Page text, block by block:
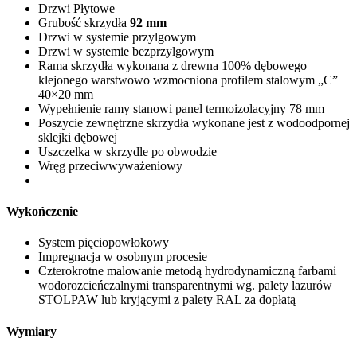
Drzwi Płytowe
Grubość skrzydła 92 mm
Drzwi w systemie przylgowym
Drzwi w systemie bezprzylgowym
Rama skrzydła wykonana z drewna 100% dębowego
klejonego warstwowo wzmocniona profilem stalowym „C”
40×20 mm
Wypełnienie ramy stanowi panel termoizolacyjny 78 mm
Poszycie zewnętrzne skrzydła wykonane jest z wodoodpornej
sklejki dębowej
Uszczelka w skrzydle po obwodzie
Wręg przeciwwyważeniowy
Wykończenie
System pięciopowłokowy
Impregnacja w osobnym procesie
Czterokrotne malowanie metodą hydrodynamiczną farbami
wodorozcieńczalnymi transparentnymi wg. palety lazurów
STOLPAW lub kryjącymi z palety RAL za dopłatą
Wymiary